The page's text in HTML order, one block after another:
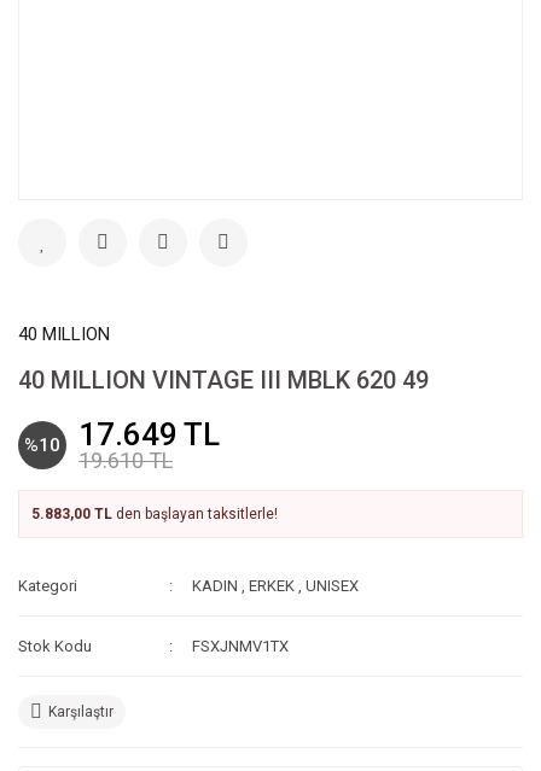
40 MILLION
40 MILLION VINTAGE III MBLK 620 49
%10 17.649 TL
19.610 TL
5.883,00 TL den başlayan taksitlerle!
Kategori KADIN ,ERKEK ,UNISEX
Stok Kodu FSXJNMV1TX
Karşılaştır